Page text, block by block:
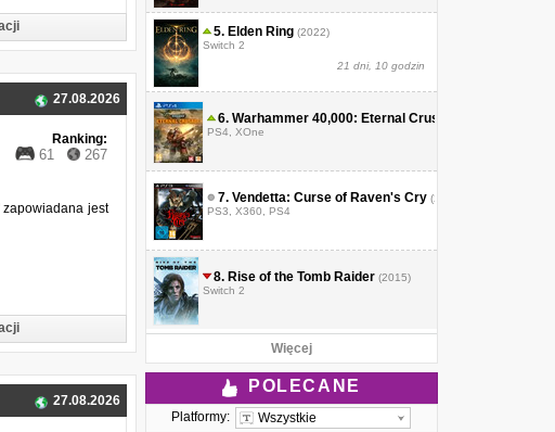
27.08.2026
Ranking:
61 267
zapowiadana jest
27.08.2026
5. Elden Ring (2022)
Switch 2
21 dni, 10 godzin
6. Warhammer 40,000: Eternal Crusade
PS4, XOne
7. Vendetta: Curse of Raven's Cry (2015)
PS3, X360, PS4
8. Rise of the Tomb Raider (2015)
Switch 2
Więcej
POLECANE
Platformy: Wszystkie